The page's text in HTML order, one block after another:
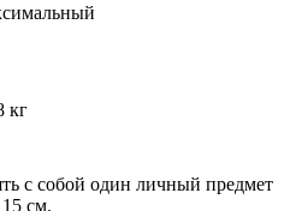
кг
с собой один личный предмет
см.